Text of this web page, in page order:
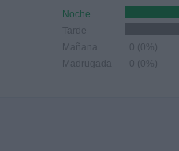
Noche
Tarde
Mañana
0 (0%)
Madrugada
0 (0%)